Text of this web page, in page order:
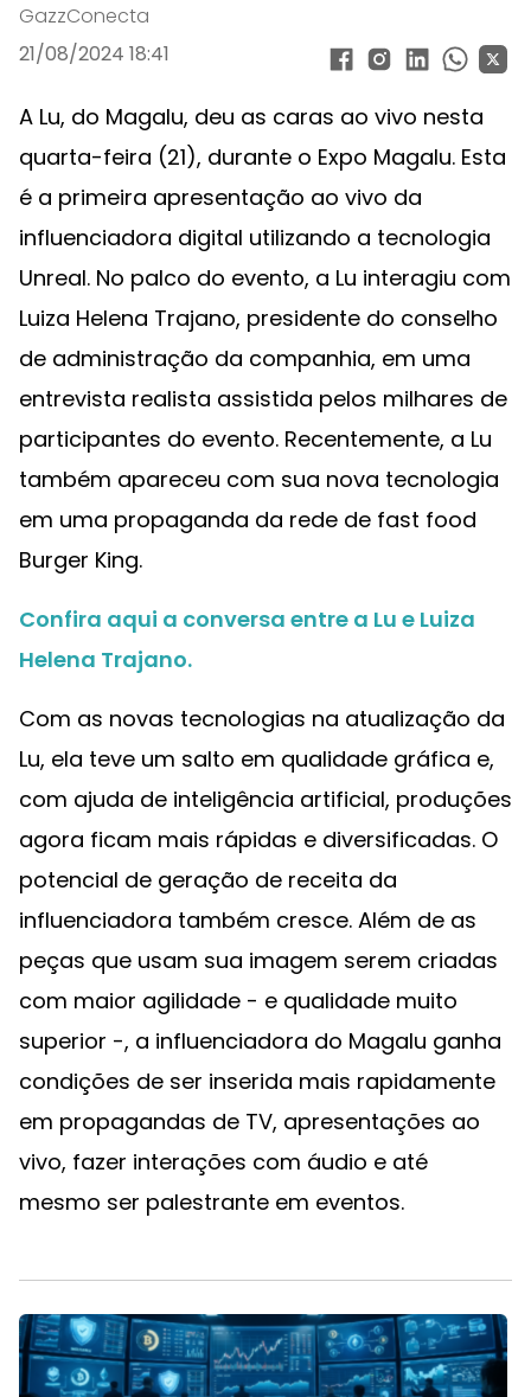
GazzConecta
21/08/2024 18:41
A Lu, do Magalu, deu as caras ao vivo nesta
quarta-feira (21), durante o Expo Magalu. Esta
é a primeira apresentação ao vivo da
influenciadora digital utilizando a tecnologia
Unreal. No palco do evento, a Lu interagiu com
Luiza Helena Trajano, presidente do conselho
de administração da companhia, em uma
entrevista realista assistida pelos milhares de
participantes do evento. Recentemente, a Lu
também apareceu com sua nova tecnologia
em uma propaganda da rede de fast food
Burger King.
Confira aqui a conversa entre a Lu e Luiza
Helena Trajano.
Com as novas tecnologias na atualização da
Lu, ela teve um salto em qualidade gráfica e,
com ajuda de inteligência artificial, produções
agora ficam mais rápidas e diversificadas. O
potencial de geração de receita da
influenciadora também cresce. Além de as
peças que usam sua imagem serem criadas
com maior agilidade - e qualidade muito
superior -, a influenciadora do Magalu ganha
condições de ser inserida mais rapidamente
em propagandas de TV, apresentações ao
vivo, fazer interações com áudio e até
mesmo ser palestrante em eventos.